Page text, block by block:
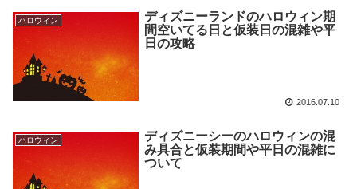
ハロウィン
ディズニーランドのハロウィン期
間空いてる日と仮装日の混雑や平
日の攻略
2016.07.10
ハロウィン
ディズニーシーのハロウィンの混
み具合と仮装期間や平日の混雑に
ついて